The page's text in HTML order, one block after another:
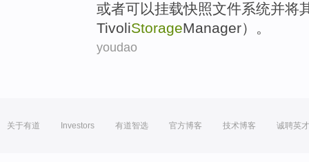
或者可以挂载快照文件系统并将
TivoliStorageManager）。
youdao
关于有道 Investors 有道智选 官方博客 技术博客 诚聘英才